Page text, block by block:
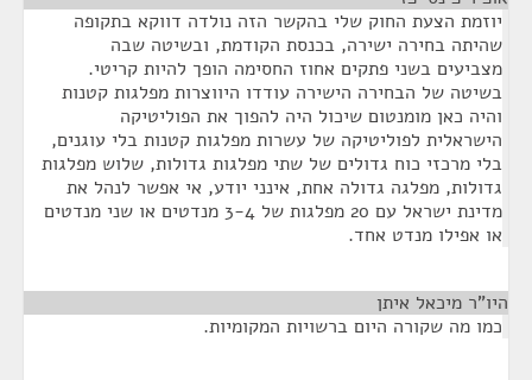
יוזמת הצעת החוק שלי בהקשר הזה נולדה דווקא בתקופה
שהיתה בחירה ישירה, בכנסת הקודמת, ובשיטה שבה
מצביעים בשני פתקים אחוז החסימה הופך להיות קריטי.
בשיטה של הבחירה הישירה עודדו היווצרות מפלגות קטנות
והיה כאן מומנטום שיכול היה להפוך את הפוליטיקה
הישראלית לפוליטיקה של עשרות מפלגות קטנות בלי עוגנים,
בלי מרכזי כוח גדולים של שתי מפלגות גדולות, שלוש מפלגות
גדולות, מפלגה גדולה אחת, אינני יודע, אי אפשר לנהל את
מדינת ישראל עם 20 מפלגות של 3-4 מנדטים או שני מנדטים
או אפילו מנדט אחד.
היו"ר מיכאל איתן
כמו מה שקורה היום ברשויות המקומיות.